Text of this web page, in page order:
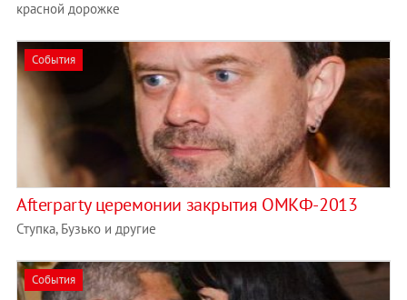
красной дорожке
События
Afterparty церемонии закрытия ОМКФ-2013
Ступка, Бузько и другие
События